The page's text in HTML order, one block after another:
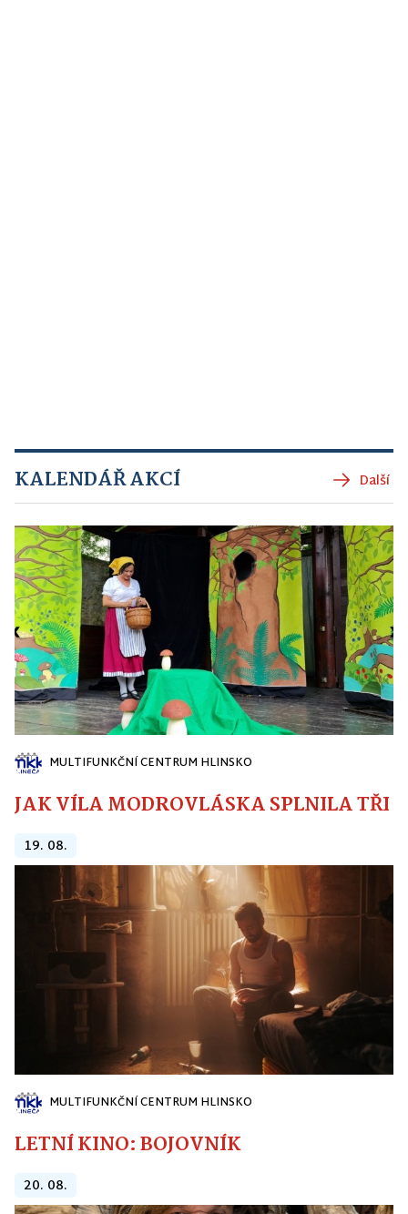
KALENDÁŘ AKCÍ Další
MULTIFUNKČNÍ CENTRUM HLINSKO
JAK VÍLA MODROVLÁSKA SPLNILA
19. 08.
MULTIFUNKČNÍ CENTRUM HLINSKO
LETNÍ KINO: BOJOVNÍK
20. 08.